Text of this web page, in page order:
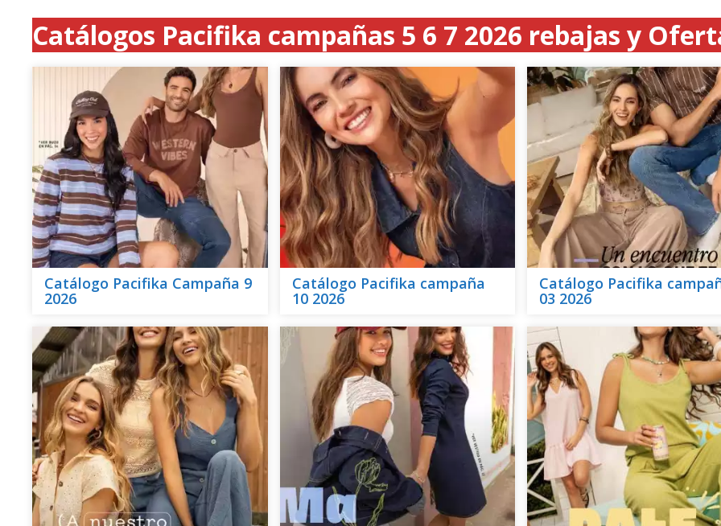
Catálogos Pacifika campañas 5 6 7 2026 rebajas y
Catálogo Pacifika Campaña 9
2026
Catálogo Pacifika campaña
10 2026
Catálogo Pacifika
03 2026